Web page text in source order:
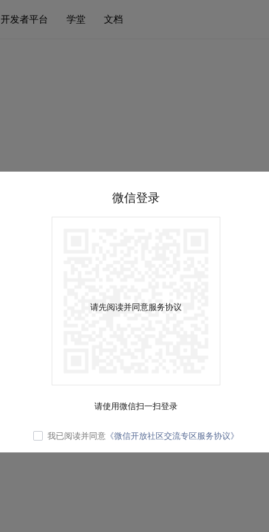
开发者平台 学堂 文档
微信登录
请先阅读并同意服务协议
请使用微信扫一扫登录
我已阅读并同意 《微信开放社区交流专区服务协议》